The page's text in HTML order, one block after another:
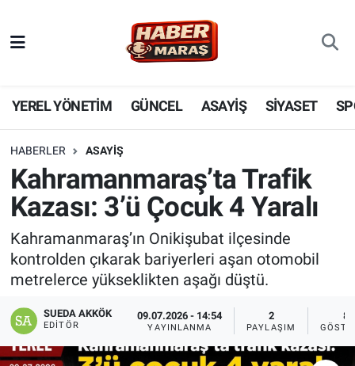
YEREL YÖNETİM GÜNCEL ASAYİŞ SİYASET
HABERLER ASAYİŞ
Kahramanmaraş’ta Trafik
Kazası: 3’ü Çocuk 4 Yaralı
Kahramanmaraş’ın Onikişubat ilçesinde
kontrolden çıkarak bariyerleri aşan otomobil
metrelerce yükseklikten aşağı düştü.
SUEDA AKKÖK
EDITÖR
09.07.2026 - 14:54
YAYINLANMA
2
PAYLAŞIM
8
YEREL YÖNETİM
GÜNCEL
BİLİM VE TEKNOLOJİ
KADIN AİLE
SPOR
DÜNYA
SİYASET
Nöbetçi Eczaneler
Hava Durumu
Trafik Durumu
Süper Lig Puan Durumu ve Fikstür
Tüm Manşetler
Son Dakika Haberleri